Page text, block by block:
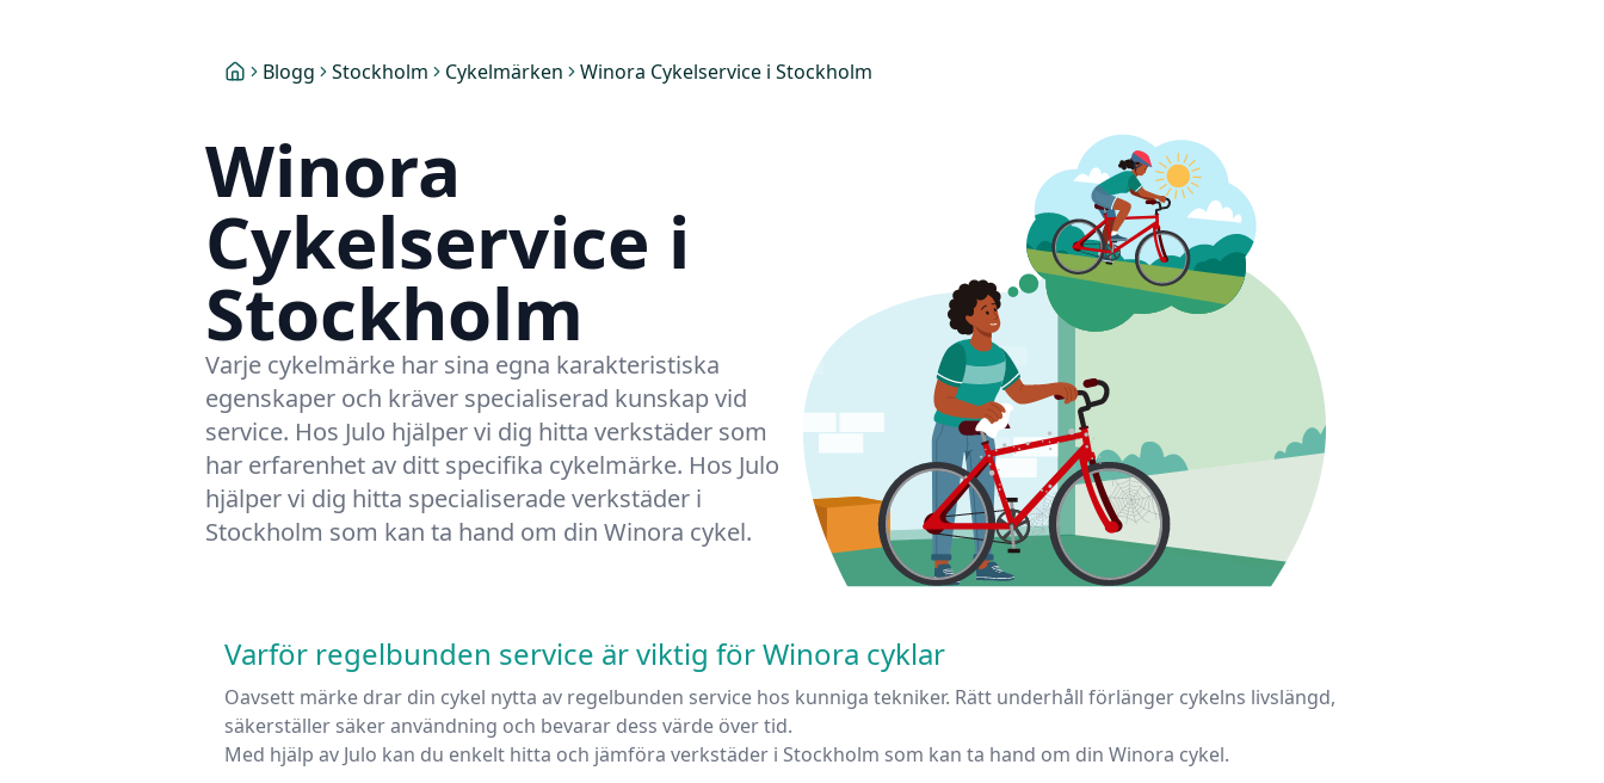
Blogg Stockholm Cykelmärken Winora Cykelservice i Stockholm
Winora
Cykelservice i
Stockholm
Varje cykelmärke har sina egna karakteristiska
egenskaper och kräver specialiserad kunskap vid
service. Hos Julo hjälper vi dig hitta verkstäder som
har erfarenhet av ditt specifika cykelmärke. Hos Julo
hjälper vi dig hitta specialiserade verkstäder i
Stockholm som kan ta hand om din Winora cykel.
Varför regelbunden service är viktig förWinora cyklar
Oavsett märke drar din cykel nytta av regelbunden service hos kunniga tekniker. Rätt underhåll förlänger cykelns livslängd,
säkerställer säker användning och bevarar dess värde över tid.
Med hjälp av Julo kan du enkelt hitta och jämföra verkstäder i Stockholm som kan ta hand om din Winora cykel.